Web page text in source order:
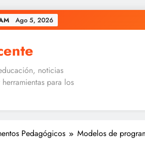
Ago 5, 2026
noticias
para los
Pedagógicos Modelos de